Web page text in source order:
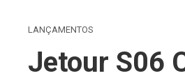
LANÇAMENTOS
Jetour S06